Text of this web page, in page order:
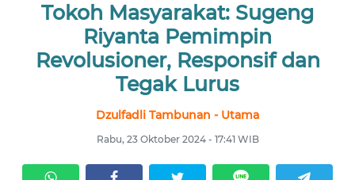
Tokoh Masyarakat: Sugeng
Riyanta Pemimpin
Revolusioner, Responsif dan
Tegak Lurus
Dzulfadli Tambunan - Utama
Rabu, 23 Oktober 2024 - 17:41 WIB
UTAMA
NUSANTARA
SERBI